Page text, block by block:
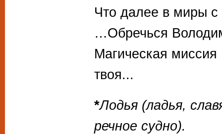
Что далее в миры с
…Обречься
Магическая миссия
твоя...
*Лодья (ладья,
речное судно).